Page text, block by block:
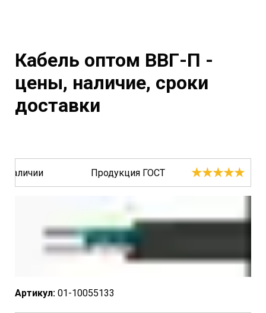
Кабель оптом ВВГ-П -
цены, наличие, сроки
доставки
наличии Продукция ГОСТ ★★★★★
Артикул: 01-10055133